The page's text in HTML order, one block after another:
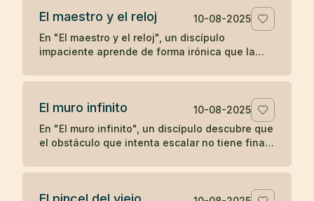
nuestro propio corazón.
El maestro y el reloj
10-08-2025
En "El maestro y el reloj", un discípulo
impaciente aprende de forma irónica que la
enseñanza zen sobre la paciencia y la espera.
El muro infinito
10-08-2025
En "El muro infinito", un discípulo descubre que
el obstáculo que intenta escalar no tiene final,
necesitaba superarlo.